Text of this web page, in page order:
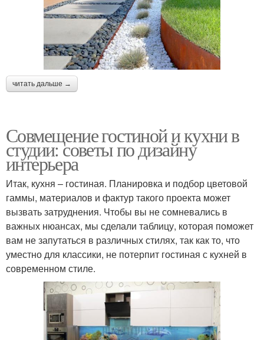
читать дальше →
Совмещение гостиной и кухни в
студии: советы по дизайну
интерьера
Итак, кухня – гостиная. Планировка и подбор цветовой
гаммы, материалов и фактур такого проекта может
вызвать затруднения. Чтобы вы не сомневались в
важных нюансах, мы сделали таблицу, которая поможет
вам не запутаться в различных стилях, так как то, что
уместно для классики, не потерпит гостиная с кухней в
современном стиле.